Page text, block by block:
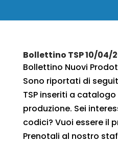
Bollettino TSP 10/04/
Bollettino Nuovi
Sono riportati di
TSP inseriti a
produzione. Sei
codici? Vuoi essere il
Prenotali al nostro